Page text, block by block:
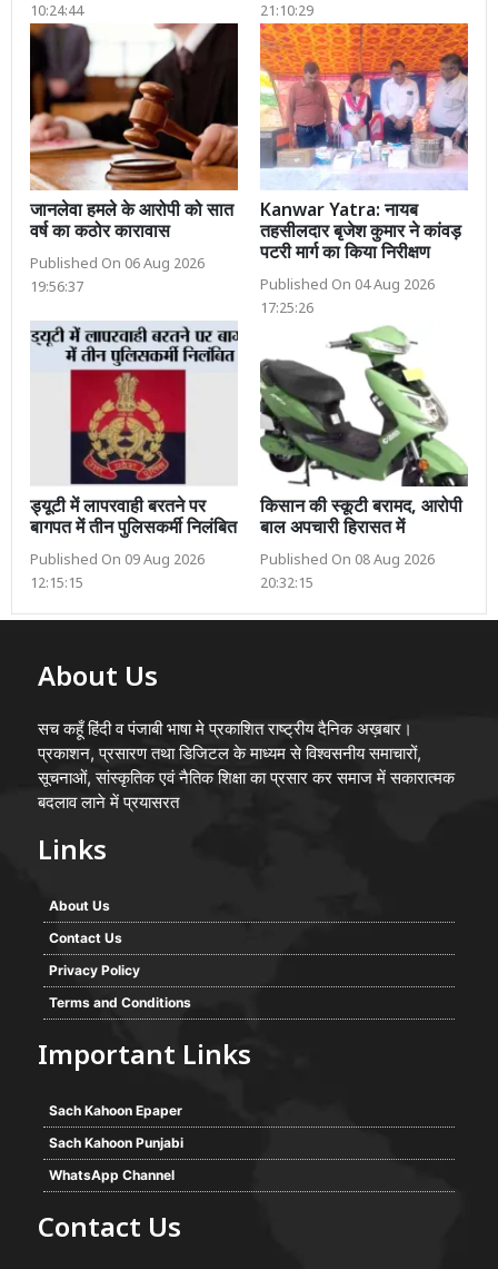
10:24:44
21:10:29
जानलेवा हमले के आरोपी को सात
वर्ष का कठोर कारावास
Published On 06 Aug 2026
19:56:37
Kanwar Yatra: नायब
तहसीलदार बृजेश कुमार ने कांवड़
पटरी मार्ग का किया निरीक्षण
Published On 04 Aug 2026
17:25:26
ड्यूटी में लापरवाही बरतने पर
बागपत में तीन पुलिसकर्मी निलंबित
Published On 09 Aug 2026
12:15:15
किसान की स्कूटी बरामद, आरोपी
बाल अपचारी हिरासत में
Published On 08 Aug 2026
20:32:15
About Us
सच कहूँ हिंदी व पंजाबी भाषा मे प्रकाशित राष्ट्रीय दैनिक अख़बार।
प्रकाशन, प्रसारण तथा डिजिटल के माध्यम से विश्वसनीय समाचारों,
सूचनाओं, सांस्कृतिक एवं नैतिक शिक्षा का प्रसार कर समाज में सकारात्मक
बदलाव लाने में प्रयासरत
Links
About Us
Contact Us
Privacy Policy
Terms and Conditions
Important Links
Sach Kahoon Epaper
Sach Kahoon Punjabi
WhatsApp Channel
Contact Us